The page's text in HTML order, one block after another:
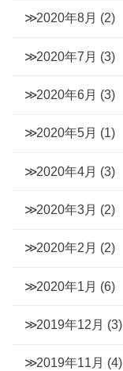
2020年8月 (2)
2020年7月 (3)
2020年6月 (3)
2020年5月 (1)
2020年4月 (3)
2020年3月 (2)
2020年2月 (2)
2020年1月 (6)
2019年12月 (3)
2019年11月 (4)